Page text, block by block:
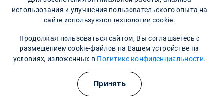
Продолжительность процедуры зависит от состояния
часов.
Да, капельницы с Стерофундином имеют
противопоказания. Их не следует применять при тяжелой
сердечной недостаточности, олигурии или анурии, а
также при индивидуальной непереносимости
компонентов раствора. Перед началом терапии
обязательна консультация с врачом для оценки
использования и улучшения пользовательского опыта на
сайте используются технологии cookie.
Продолжая пользоваться сайтом, Вы соглашаетесь с
размещением cookie-файлов на Вашем устройстве на
условиях, изложенных в Политике конфиденциальности.
Принять